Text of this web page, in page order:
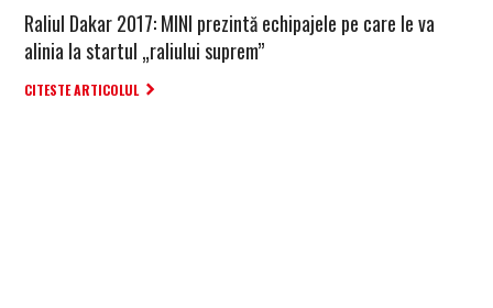
Raliul Dakar 2017: MINI prezintă echipajele pe care le va
alinia la startul „raliului suprem”
CITESTE ARTICOLUL